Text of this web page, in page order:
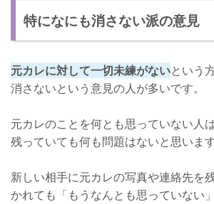
特になにも消さない派の意見
元カレに対して一切未練がないという
消さないという意見の人が多いです。
元カレのことを何とも思っていない人
残っていても何も問題はないと思います
新しい相手に元カレの写真や連絡先を
かれても「もうなんとも思っていない